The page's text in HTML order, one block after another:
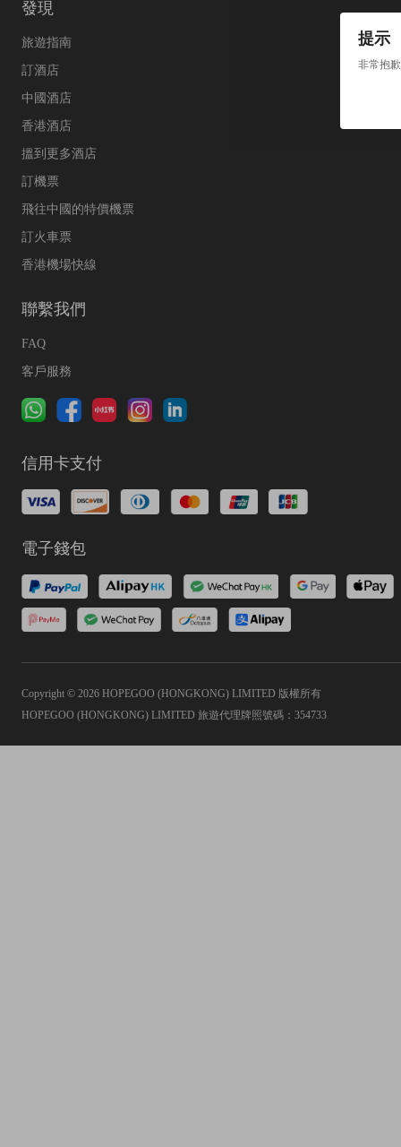
提示
非常抱
發現
旅遊指南
訂酒店
中國酒店
香港酒店
搵到更多酒店
訂機票
飛往中國的特價機票
訂火車票
香港機場快線
聯繫我們
FAQ
客戶服務
信用卡支付
電子錢包
Copyright © 2026 HOPEGOO (HONGKONG) LIMITED 版權所有
HOPEGOO (HONGKONG) LIMITED 旅遊代理牌照號碼：354733